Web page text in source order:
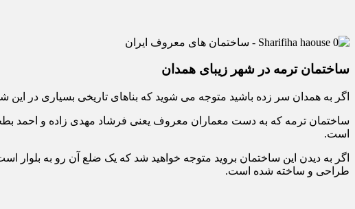
ساختمان ترمه در شهر زیبای همدان
اگر به همدان سر زده باشید متوجه می شوید که بناهای تاریخی بسیاری در
ساختمان ترمه که به دست معماران معروف یعنی فرشاد مهدی زاده و احمد
است.
اگر به دیدن این ساختمان بروید متوجه خواهید شد که یک ضلع آن رو به
طراحی و ساخته شده است.